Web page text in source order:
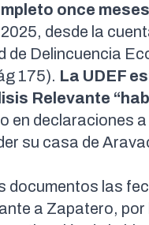
once
desde la
de Delincuencia
175). La UDEF
Relevante
en declaraciones a
su casa de
documentos las
a Zapatero,